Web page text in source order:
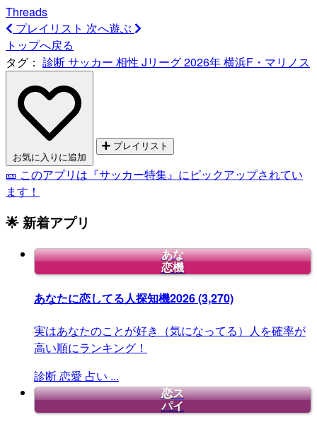
Threads
プレイリスト 次へ遊ぶ
トップへ戻る
タグ： 診断サッカー 相性 Jリーグ2026年横浜F・マリノス
お気に入りに追加
プレイリスト
🎫 このアプリは『サッカー特集』にピックアップされてい
ます！
🌟 新着アプリ
あな
恋機
あなたに恋してる人探知機2026(3,270)
実はあなたのことが好き（気になってる）人を確率が
高い順にランキング！
診断恋愛 占い ...
恋ス
パイ